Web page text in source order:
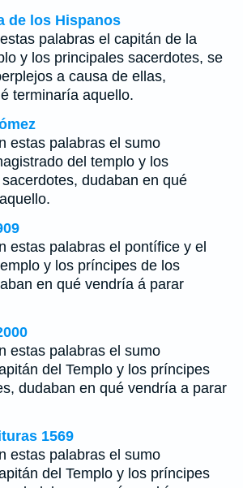
de los Hispanos
palabras el capitán de la
y los principales sacerdotes, se
a causa de ellas,
terminaría aquello.
estas palabras el sumo
del templo y los
dudaban en qué
estas palabras el pontífice y el
y los príncipes de los
en qué vendría á parar
estas palabras el sumo
del Templo y los príncipes
dudaban en qué vendría a parar
1569
estas palabras el sumo
del Templo y los príncipes